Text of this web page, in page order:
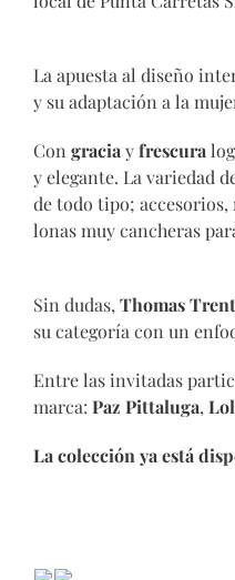
La apuesta al diseño
y su adaptación a la
Con gracia yfrescura
y elegante. La variedad
de todo tipo; accesorios,
lonas muy cancheras
Sin dudas, Thomas Trent
su categoría con un
Entre las invitadas
marca: Paz Pittaluga,
La colección ya está